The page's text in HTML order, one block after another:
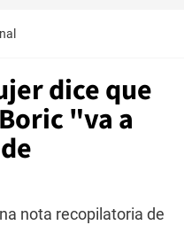
dice que
"va a
nota recopilatoria de